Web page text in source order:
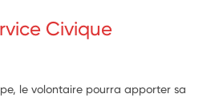
Civique
le volontaire pourra apporter sa